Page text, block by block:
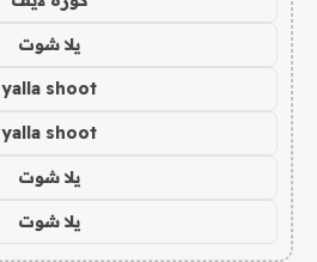
يلا شوت
yalla shoot
yalla shoot
يلا شوت
يلا شوت